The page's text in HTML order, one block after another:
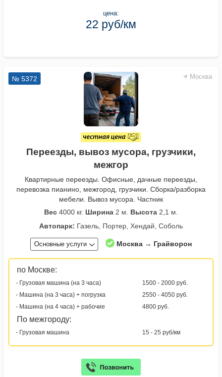
цена:
22 руб/км
Москва
№ 5372
Переезды, вывоз мусора, грузчики,
межгор
Квартирные переезды. Офисные, дачные переезды,
перевозка пианино, межгород, грузчики. Сборка/разборка
мебели. Вывоз мусора. Частник
Вес 4000 кг. Ширина 2 м. Высота 2,1 м.
Автопарк: Газель, Портер, Хендай, Соболь
Основные услуги Москва → Грайворон
по Москве:
- Грузовая машина (на 3 часа)
1500 - 2000 руб.
- Машина (на 3 часа) + погрузка
2550 - 4050 руб.
- Машина (на 4 часа) + рабочие
4800 руб.
По межгороду:
- Грузовая машина 15 - 25 руб/км